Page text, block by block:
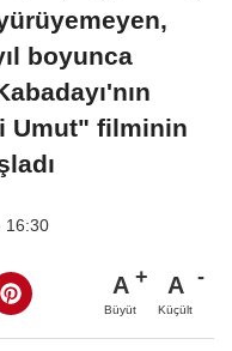
boyunca
Umut" filminin
16:30
A
Büyüt
A
Küçült